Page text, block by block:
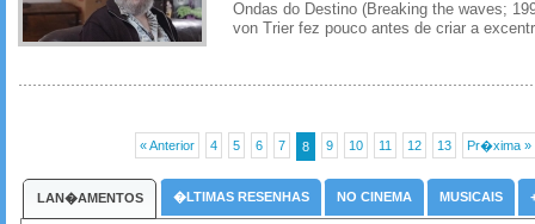
Ondas do Destino (Breaking the waves;
von Trier fez pouco antes de criar a
« Anterior 4 5 6 7 8 9 10 11 12 13 Pr�xima »
LAN�AMENTOS �LTIMAS RESENHAS NO CINEMA MUSICAIS